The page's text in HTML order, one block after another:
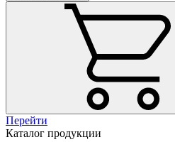
Перейти
Каталог продукции